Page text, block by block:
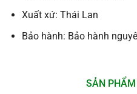
Xuất xứ: Thái Lan
Bảo hành: Bảo hành
SẢN